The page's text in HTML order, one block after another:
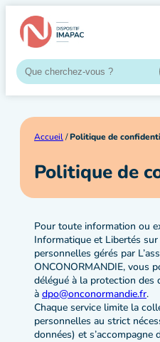
Aller
contenu
Accueil/Politique de
Politique de
Pour toute information ou
Informatique et Libertés
personnelles gérés par
ONCONORMANDIE, vous
délégué à la protection des
à dpo@onconormandie.fr.
Chaque service limite la
personnelles au strict
données) et s’accompagne